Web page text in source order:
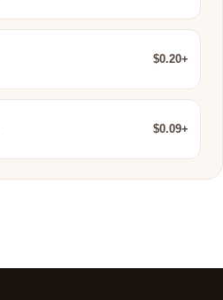
$0.20+
$0.09+